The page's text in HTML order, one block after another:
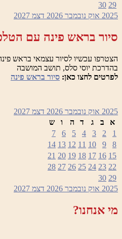
29
30
2025 אוק נובמבר 2026 דצמ 2027
סיור בראש פינה עם
הצטרפו עכשיו לסיור עצמאי בראש
בהדרכת יוסי סלס, תושב המושבה
לפרטים לחצו כאן: סיור בראש פינה
2025 אוק נובמבר 2026 דצמ 2027
א
ב ג ד ה ו
ש
1
2
3
4
5
6
7
8
9
10
11
12
13
14
15
16
17
18
19
20
21
22
23
24
25
26
27
28
29
30
2025 אוק נובמבר 2026 דצמ 2027
מי אנחנו?